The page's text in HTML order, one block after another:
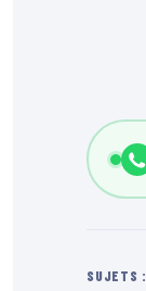
SUJETS :